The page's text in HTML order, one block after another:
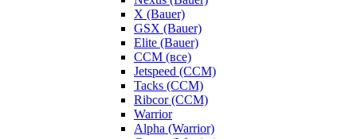
X (Bauer)
GSX (Bauer)
Elite (Bauer)
CCM (все)
Jetspeed (CCM)
Tacks (CCM)
Ribcor (CCM)
Warrior
Alpha (Warrior)